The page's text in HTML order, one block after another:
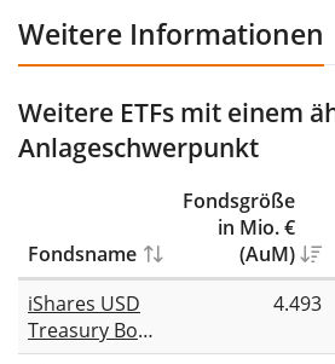
Weitere Informationen
Weitere ETFs mit einem
Anlageschwerpunkt
Fondsname
Fondsgröße
in Mio. €
(AuM)
iShares USD
Treasury Bond
7-10yr UCITS
4.493